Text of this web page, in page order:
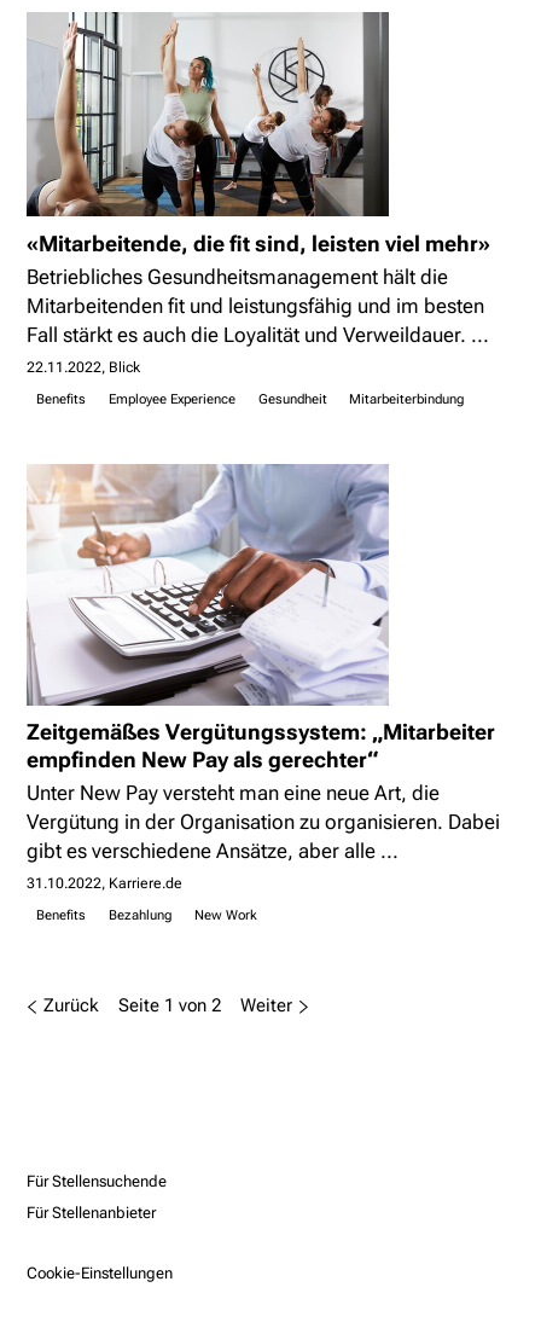
«Mitarbeitende, die fit sind, leisten viel mehr»
Betriebliches Gesundheitsmanagement hält die
Mitarbeitenden fit und leistungsfähig und im besten
Fall stärkt es auch die Loyalität und Verweildauer. ...
22.11.2022 Blick
Benefits Employee Experience Gesundheit Mitarbeiterbindung
Zeitgemäßes Vergütungssystem: „Mitarbeiter
empfinden New Pay als gerechter“
Unter New Pay versteht man eine neue Art, die
Vergütung in der Organisation zu organisieren. Dabei
gibt es verschiedene Ansätze, aber alle ...
31.10.2022 Karriere.de
Benefits Bezahlung New Work
ZurückSeite 1 von 2 Weiter
Für Stellensuchende
Für Stellenanbieter
Cookie-Einstellungen